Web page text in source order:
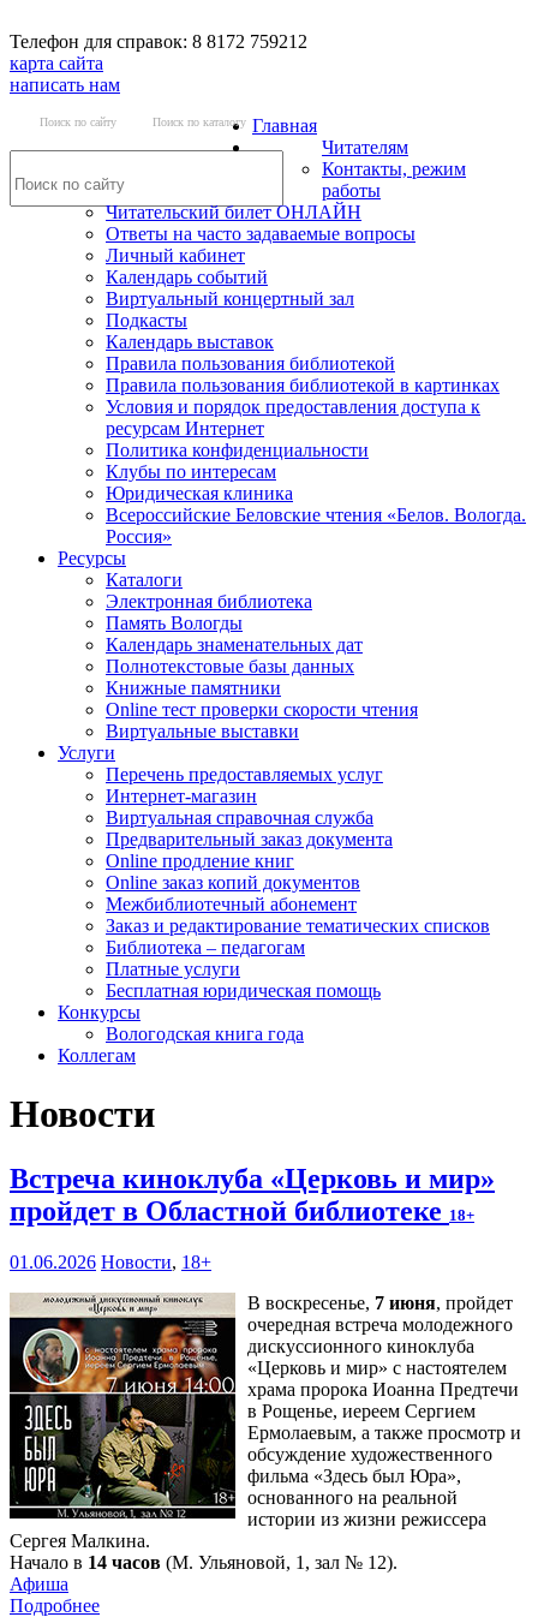
Телефон для справок: 8 8172 759212
карта сайта
написать нам
Поиск по сайту Поиск по каталогу Главная
Читателям
Контакты, режим
работы
Читательский билет ОНЛАЙН
Ответы на часто задаваемые вопросы
Личный кабинет
Календарь событий
Виртуальный концертный зал
Подкасты
Календарь выставок
Правила пользования библиотекой
Правила пользования библиотекой в картинках
Условия и порядок предоставления доступа к
ресурсам Интернет
Политика конфиденциальности
Клубы по интересам
Юридическая клиника
Всероссийские Беловские чтения «Белов. Вологда.
Россия»
Ресурсы
Каталоги
Электронная библиотека
Память Вологды
Календарь знаменательных дат
Полнотекстовые базы данных
Книжные памятники
Online тест проверки скорости чтения
Виртуальные выставки
Услуги
Перечень предоставляемых услуг
Интернет-магазин
Виртуальная справочная служба
Предварительный заказ документа
Online продление книг
Online заказ копий документов
Межбиблиотечный абонемент
Заказ и редактирование тематических списков
Библиотека – педагогам
Платные услуги
Бесплатная юридическая помощь
Конкурсы
Вологодская книга года
Коллегам
Новости
Встреча киноклуба «Церковь и мир»
пройдет в Областной библиотеке 18+
01.06.2026 Новости, 18+
В воскресенье, 7 июня, пройдет
очередная встреча молодежного
дискуссионного киноклуба
«Церковь и мир» с настоятелем
храма пророка Иоанна Предтечи
в Рощенье, иереем Сергием
Ермолаевым, а также просмотр и
обсуждение художественного
фильма «Здесь был Юра»,
основанного на реальной
истории из жизни режиссера
Сергея Малкина.
Начало в 14 часов (М. Ульяновой, 1, зал № 12).
Афиша
Подробнее